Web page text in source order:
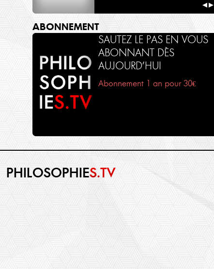
◀▶
ABONNEMENT
SAUTEZ LE PAS EN VOUS
ABONNANT DÈS
AUJOURD’HUI
Abonnement 1 an pour 30€
PHILOSOPHIES.TV